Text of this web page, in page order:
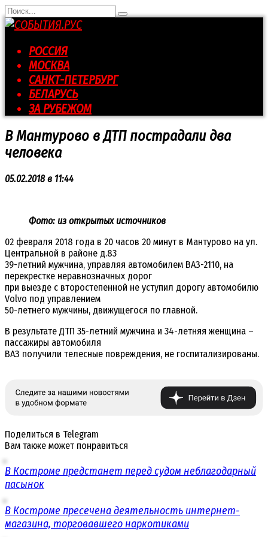
Перейти
к
контенту
Search
for:
РОССИЯ
МОСКВА
САНКТ-ПЕТЕРБУРГ
БЕЛАРУСЬ
ЗА РУБЕЖОМ
В Мантурово в ДТП пострадали два
человека
05.02.2018 в 11:44
Фото: из открытых источников
02 февраля 2018 года в 20 часов 20 минут в Мантурово на ул.
Центральной в районе д.83
39-летний мужчина, управляя автомобилем ВАЗ-2110, на
перекрестке неравнозначных дорог
при выезде с второстепенной не уступил дорогу автомобилю
Volvo под управлением
50-летнего мужчины, движущегося по главной.
В результате ДТП 35-летний мужчина и 34-летняя женщина –
пассажиры автомобиля
ВАЗ получили телесные повреждения, не госпитализированы.
Поделиться в Telegram
Вам также может понравиться
В Костроме предстанет перед судом неблагодарный
пасынок
В Костроме пресечена деятельность интернет-
магазина, торговавшего наркотиками